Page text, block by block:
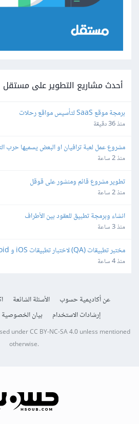
أحدث مشاريع التطوير على مستقل
برمجة موقع SaaS لتأسيس مواقع رحلات
منذ 36 دقيقة
مشروع عمل لعبة ترافيان او البعض يسميها حرب
منذ 2 ساعة
تطوير مشروع قائم ومنشور على قوقل
منذ 2 ساعة
انشاء وبرمجة تطبيق للعقود بين الأطراف
منذ 3 ساعة
مختبر تطبيقات (QA) لاختبار تطبيقات iOS و Android
منذ 4 ساعة
عن أكاديمية حسوب الأسئلة الشائعة
إرشادات الاستخدام
بيان الخصوصية
underCC BY-NC-SA 4.0unless mentioned
otherwise.